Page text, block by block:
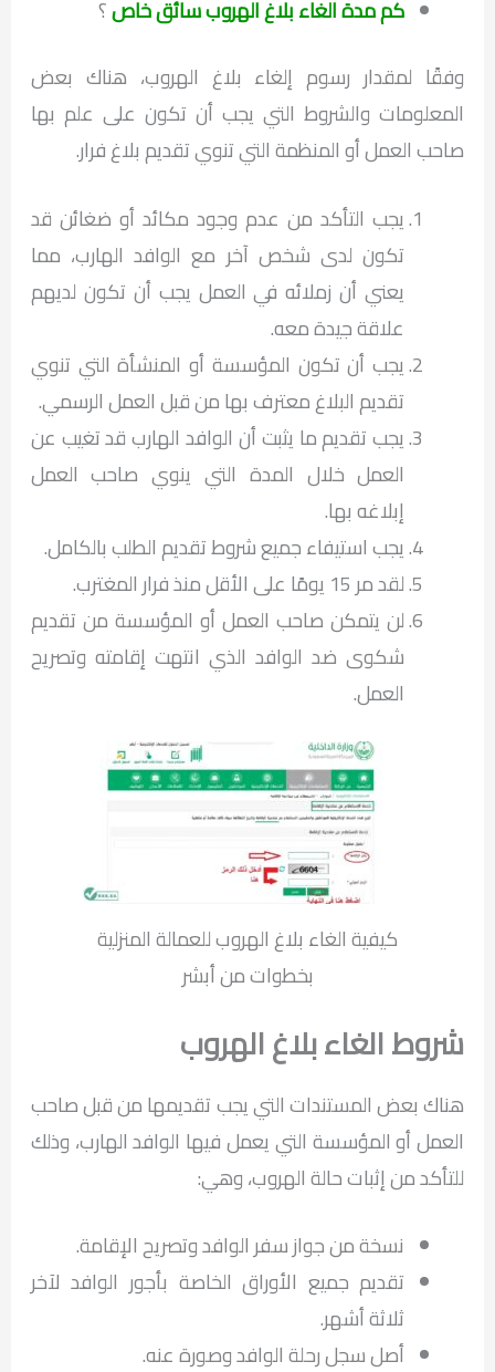
كم مدة الغاء بلاغ الهروب سائق خاص؟
وفقًا لمقدار رسوم إلغاء بلاغ الهروب، هناك بعض
المعلومات والشروط التي يجب أن تكون على علم بها
صاحب العمل أو المنظمة التي تنوي تقديم بلاغ فرار.
يجب التأكد من عدم وجود مكائد أو ضغائن قد
تكون لدى شخص آخر مع الوافد الهارب، مما
يعني أن زملائه في العمل يجب أن تكون لديهم
علاقة جيدة معه.
يجب أن تكون المؤسسة أو المنشأة التي تنوي
تقديم البلاغ معترف بها من قبل العمل الرسمي.
يجب تقديم ما يثبت أن الوافد الهارب قد تغيب عن
العمل خلال المدة التي ينوي صاحب العمل
إبلاغه بها.
يجب استيفاء جميع شروط تقديم الطلب بالكامل.
لقد مر 15 يومًا على الأقل منذ فرار المغترب.
لن يتمكن صاحب العمل أو المؤسسة من تقديم
شكوى ضد الوافد الذي انتهت إقامته وتصريح
العمل.
كيفية الغاء بلاغ الهروب للعمالة المنزلية
بخطوات من أبشر
شروط الغاء بلاغ الهروب
هناك بعض المستندات التي يجب تقديمها من قبل صاحب
العمل أو المؤسسة التي يعمل فيها الوافد الهارب، وذلك
للتأكد من إثبات حالة الهروب، وهي:
نسخة من جواز سفر الوافد وتصريح الإقامة.
تقديم جميع الأوراق الخاصة بأجور الوافد لآخر
ثلاثة أشهر.
أصل سجل رحلة الوافد وصورة عنه.